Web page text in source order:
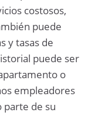
costosos,
puede
y tasas de
puede ser
o
empleadores
parte de su